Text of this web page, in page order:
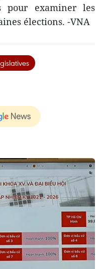
pour examiner les
élections. -VNA